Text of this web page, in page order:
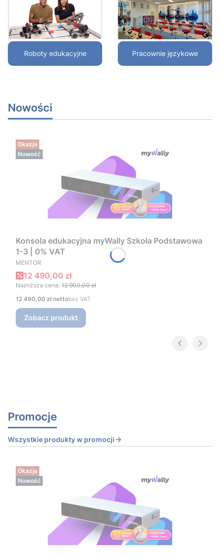
Roboty edukacyjne Pracownie językowe
Nowości
Okazja
Nowość
Konsola edukacyjna myWally Szkoła Podstawowa
1-3 | 0% VAT
PRODUCENT
MENTOR
Cena promocyjna
12 490,00 zł
Najniższa cena: 12 900,00 zł
Cena
12 490,00 zł bez VAT
Zobacz produkt
Promocje
Wszystkie produkty w promocji
Okazja
Nowość